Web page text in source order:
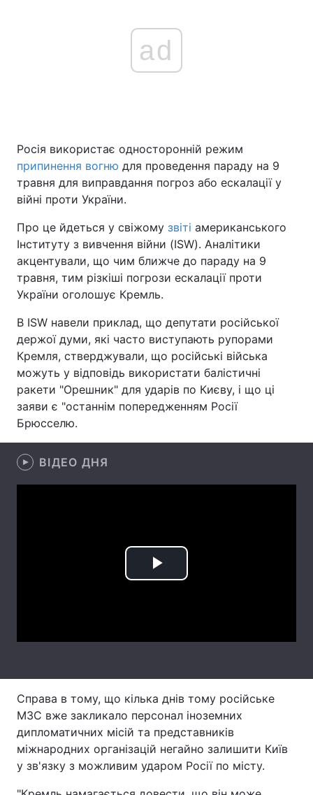
Головна Війна
Україна Політика
Економіка
Спорт Наука
Техно і зв'язок Лайт
Зброя
Туризм
Цікавинки Погода
Екологія Регіони
Лонгріди
Відео з Youtube
Тема оформлення
ad
Росія використає односторонній режим
припинення вогню для проведення параду на 9
травня для виправдання погроз або ескалації у
війні проти України.
Про це йдеться у свіжому звіті американського
Інституту з вивчення війни (ISW). Аналітики
акцентували, що чим ближче до параду на 9
травня, тим різкіші погрози ескалації проти
України оголошує Кремль.
В ISW навели приклад, що депутати російської
держої думи, які часто виступають рупорами
Кремля, стверджували, що російські війська
можуть у відповідь використати балістичні
ракети "Орешник" для ударів по Києву, і що ці
заяви є "останнім попередженням Росії
Брюсселю.
ВІДЕО ДНЯ
Play
Справа в тому, що кілька днів тому російське
МЗС вже закликало персонал іноземних
дипломатичних місій та представників
міжнародних організацій негайно залишити Київ
у зв'язку з можливим ударом Росії по місту.